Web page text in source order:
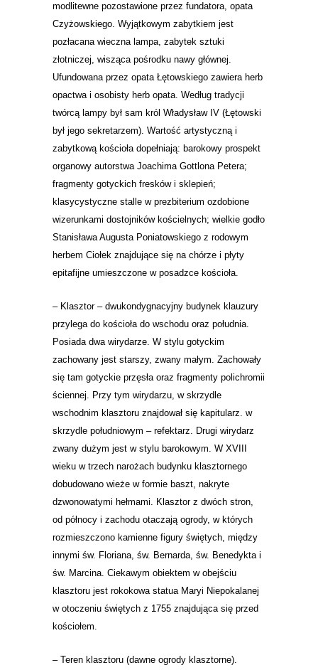
modlitewne pozostawione przez fundatora, opata
Czyżowskiego. Wyjątkowym zabytkiem jest
pozłacana wieczna lampa, zabytek sztuki
złotniczej, wisząca pośrodku nawy głównej.
Ufundowana przez opata Łętowskiego zawiera herb
opactwa i osobisty herb opata. Według tradycji
twórcą lampy był sam król Władysław IV (Łętowski
był jego sekretarzem). Wartość artystyczną i
zabytkową kościoła dopełniają: barokowy prospekt
organowy autorstwa Joachima Gottlona Petera;
fragmenty gotyckich fresków i sklepień;
klasycystyczne stalle w prezbiterium ozdobione
wizerunkami dostojników kościelnych; wielkie godło
Stanisława Augusta Poniatowskiego z rodowym
herbem Ciołek znajdujące się na chórze i płyty
epitafijne umieszczone w posadzce kościoła.
– Klasztor – dwukondygnacyjny budynek klauzury
przylega do kościoła do wschodu oraz południa.
Posiada dwa wirydarze. W stylu gotyckim
zachowany jest starszy, zwany małym. Zachowały
się tam gotyckie przęsła oraz fragmenty polichromii
ściennej. Przy tym wirydarzu, w skrzydle
wschodnim klasztoru znajdował się kapitularz. w
skrzydle południowym – refektarz. Drugi wirydarz
zwany dużym jest w stylu barokowym. W XVIII
wieku w trzech narożach budynku klasztornego
dobudowano wieże w formie baszt, nakryte
dzwonowatymi hełmami. Klasztor z dwóch stron,
od północy i zachodu otaczają ogrody, w których
rozmieszczono kamienne figury świętych, między
innymi św. Floriana, św. Bernarda, św. Benedykta i
św. Marcina. Ciekawym obiektem w obejściu
klasztoru jest rokokowa statua Maryi Niepokalanej
w otoczeniu świętych z 1755 znajdująca się przed
kościołem.
– Teren klasztoru (dawne ogrody klasztorne).